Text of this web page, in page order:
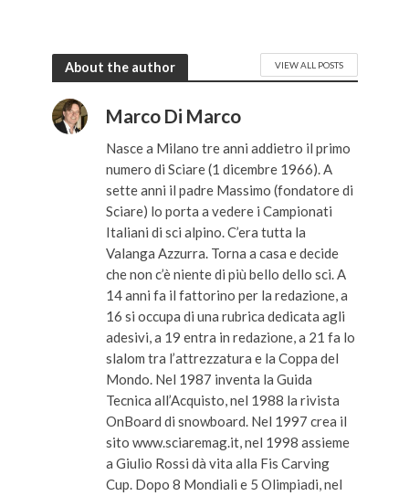
About the author VIEW ALL POSTS
Marco Di Marco
Nasce a Milano tre anni addietro il primo
numero di Sciare (1 dicembre 1966). A
sette anni il padre Massimo (fondatore di
Sciare) lo porta a vedere i Campionati
Italiani di sci alpino. C’era tutta la
Valanga Azzurra. Torna a casa e decide
che non c’è niente di più bello dello sci. A
14 anni fa il fattorino per la redazione, a
16 si occupa di una rubrica dedicata agli
adesivi, a 19 entra in redazione, a 21 fa lo
slalom tra l’attrezzatura e la Coppa del
Mondo. Nel 1987 inventa la Guida
Tecnica all’Acquisto, nel 1988 la rivista
OnBoard di snowboard. Nel 1997 crea il
sito www.sciaremag.it, nel 1998 assieme
a Giulio Rossi dà vita alla Fis Carving
Cup. Dopo 8 Mondiali e 5 Olimpiadi, nel